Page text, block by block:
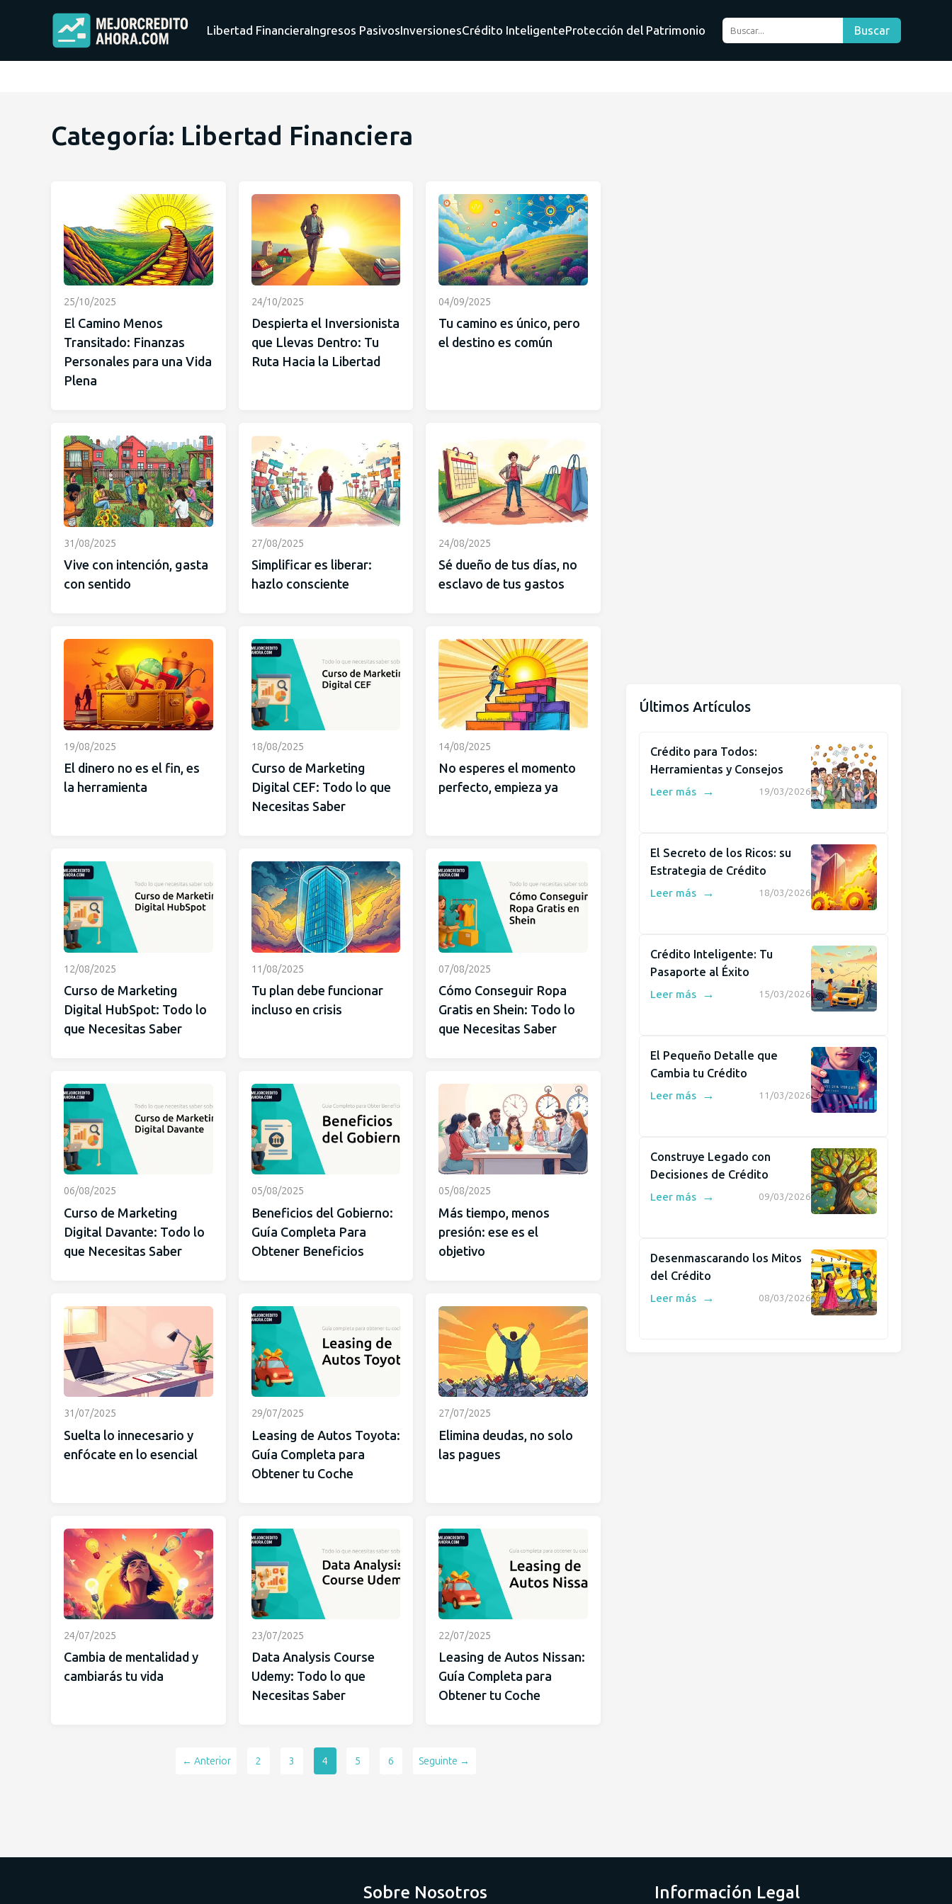
Libertad FinancieraIngresos PasivosInversionesCrédito InteligenteProtección del Patrimonio Buscar
Categoría: Libertad Financiera
25/10/2025
El Camino Menos
Transitado: Finanzas
Personales para una Vida
Plena
24/10/2025
Despierta el Inversionista
que Llevas Dentro: Tu
Ruta Hacia la Libertad
04/09/2025
Tu camino es único, pero
el destino es común
31/08/2025
Vive con intención, gasta
con sentido
27/08/2025
Simplificar es liberar:
hazlo consciente
24/08/2025
Sé dueño de tus días, no
esclavo de tus gastos
19/08/2025
El dinero no es el fin, es
la herramienta
18/08/2025
Curso de Marketing
Digital CEF: Todo lo que
Necesitas Saber
14/08/2025
No esperes el momento
perfecto, empieza ya
12/08/2025
Curso de Marketing
Digital HubSpot: Todo lo
que Necesitas Saber
11/08/2025
Tu plan debe funcionar
incluso en crisis
07/08/2025
Cómo Conseguir Ropa
Gratis en Shein: Todo lo
que Necesitas Saber
06/08/2025
Curso de Marketing
Digital Davante: Todo lo
que Necesitas Saber
05/08/2025
Beneficios del Gobierno:
Guía Completa Para
Obtener Beneficios
05/08/2025
Más tiempo, menos
presión: ese es el
objetivo
31/07/2025
Suelta lo innecesario y
enfócate en lo esencial
29/07/2025
Leasing de Autos Toyota:
Guía Completa para
Obtener tu Coche
27/07/2025
Elimina deudas, no solo
las pagues
24/07/2025
Cambia de mentalidad y
cambiarás tu vida
23/07/2025
Data Analysis Course
Udemy: Todo lo que
Necesitas Saber
22/07/2025
Leasing de Autos Nissan:
Guía Completa para
Obtener tu Coche
← Anterior 2 3 4 5 6 Seguinte →
Últimos Artículos
Crédito para Todos:
Herramientas y Consejos
19/03/2026
Leer más →
El Secreto de los Ricos: su
Estrategia de Crédito
18/03/2026
Leer más →
Crédito Inteligente: Tu
Pasaporte al Éxito
15/03/2026
Leer más →
El Pequeño Detalle que
Cambia tu Crédito
11/03/2026
Leer más →
Construye Legado con
Decisiones de Crédito
09/03/2026
Leer más →
Desenmascarando los Mitos
del Crédito
08/03/2026
Leer más →
Sobre Nosotros Información Legal